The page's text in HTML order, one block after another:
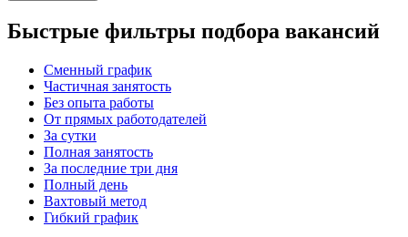
Быстрые фильтры подбора вакансий
Сменный график
Частичная занятость
Без опыта работы
От прямых работодателей
За сутки
Полная занятость
За последние три дня
Полный день
Вахтовый метод
Гибкий график